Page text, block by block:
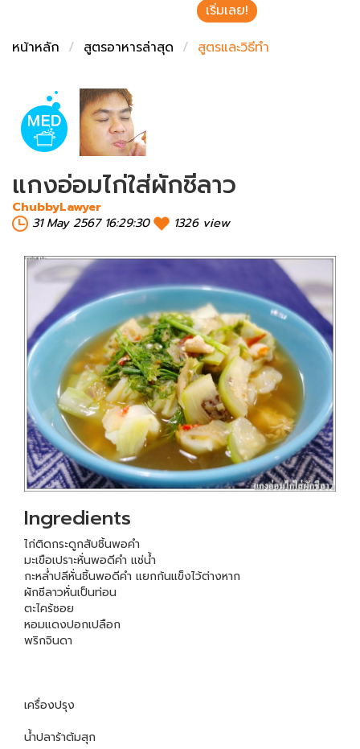
เริ่มเลย!
หน้าหลัก
สูตรอาหารล่าสุด สูตรและวิธีทำ
แกงอ่อมไก่ใส่ผักชีลาว
ChubbyLawyer
31 May 2567 16:29:30
1326 view
Ingredients
ไก่ติดกระดูกสับชิ้นพอคำ
มะเขือเปราะหั่นพอดีคำ แช่น้ำ
กะหล่ำปลีหั่นชิ้นพอดีคำ แยกก้นแข็งไว้ต่างหาก
ผักชีลาวหั่นเป็นท่อน
ตะไคร้ซอย
หอมแดงปอกเปลือก
พริกจินดา
เครื่องปรุง
น้ำปลาร้าต้มสุก